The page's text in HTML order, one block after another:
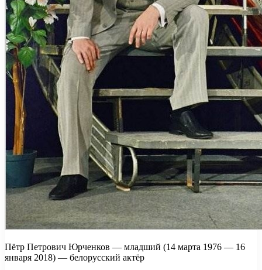
Пётр Петрович Юрченков — младший (14 марта 1976 — 16
января 2018) — белорусский актёр